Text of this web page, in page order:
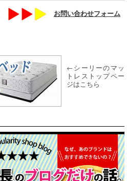
お問い合わせフォーム
←シーリーのマッ
トレストップペー
ジはこちら